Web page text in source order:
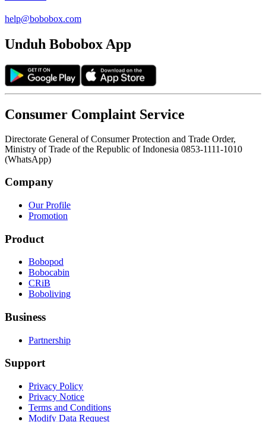
help@bobobox.com
Unduh Bobobox App
Consumer Complaint Service
Directorate General of Consumer Protection and Trade Order,
Ministry of Trade of the Republic of Indonesia 0853-1111-1010
(WhatsApp)
Company
Our Profile
Promotion
Product
Bobopod
Bobocabin
CRiB
Boboliving
Business
Partnership
Support
Privacy Policy
Privacy Notice
Terms and Conditions
Modify Data Request